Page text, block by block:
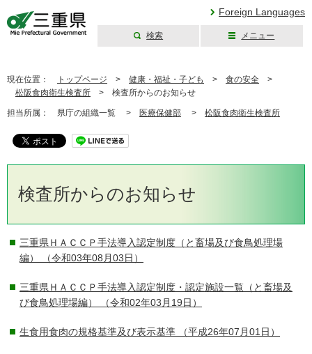
Foreign Languages
検索 メニュー
現在位置： トップページ > 健康・福祉・子ども > 食の安全 >
松阪食肉衛生検査所 > 検査所からのお知らせ
担当所属： 県庁の組織一覧 > 医療保健部 > 松阪食肉衛生検査所
検査所からのお知らせ
三重県ＨＡＣＣＰ手法導入認定制度（と畜場及び食鳥処理場
編）
（令和03年08月03日）
三重県ＨＡＣＣＰ手法導入認定制度・認定施設一覧（と畜場及
び食鳥処理場編）
（令和02年03月19日）
生食用食肉の規格基準及び表示基準 （平成26年07月01日）